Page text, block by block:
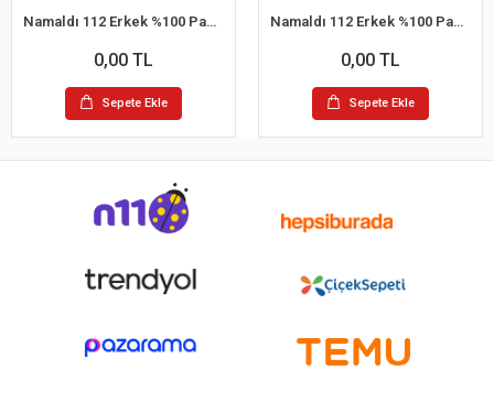
Namaldı 112 Erkek %100 Pamuk Atlet L 6'lı Paket
0,00 TL
Sepete Ekle
Namaldı 112 Erkek %100 Pamuk Atlet S 6'lı Paket
0,00 TL
Sepete Ekle